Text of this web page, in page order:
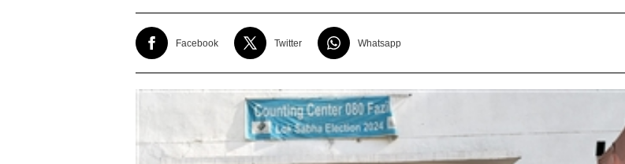
Facebook Twitter Whatsapp